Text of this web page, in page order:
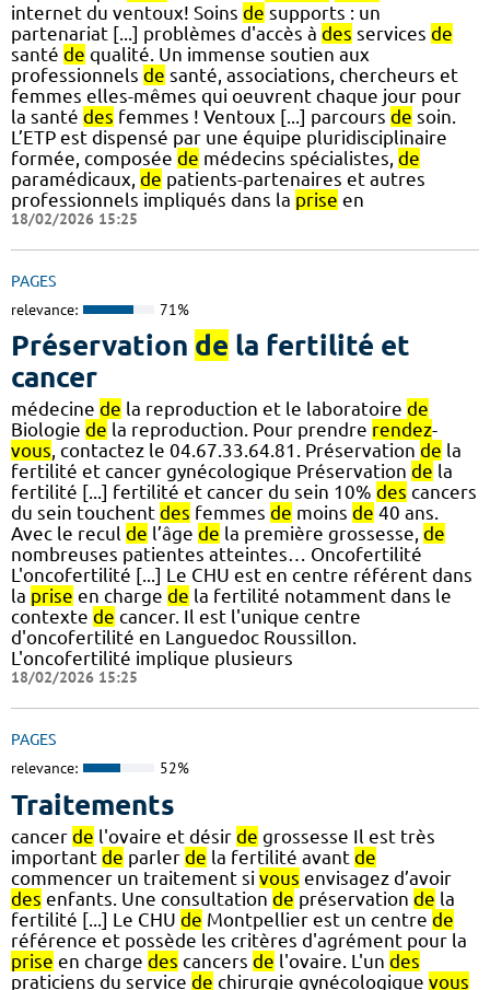
internet du ventoux! Soins de supports : un
partenariat [...] problèmes d'accès à des services de
santé de qualité. Un immense soutien aux
professionnels de santé, associations, chercheurs et
femmes elles-mêmes qui oeuvrent chaque jour pour
la santé des femmes ! Ventoux [...] parcours de soin.
L’ETP est dispensé par une équipe pluridisciplinaire
formée, composée de médecins spécialistes, de
paramédicaux, de patients-partenaires et autres
professionnels impliqués dans la prise en
18/02/2026 15:25
PAGES
relevance: 71%
Préservation de la fertilité et
cancer
médecine de la reproduction et le laboratoire de
Biologie de la reproduction. Pour prendre rendez-
vous, contactez le 04.67.33.64.81. Préservation de la
fertilité et cancer gynécologique Préservation de la
fertilité [...] fertilité et cancer du sein 10% des cancers
du sein touchent des femmes de moins de 40 ans.
Avec le recul de l’âge de la première grossesse, de
nombreuses patientes atteintes… Oncofertilité
L'oncofertilité [...] Le CHU est en centre référent dans
la prise en charge de la fertilité notamment dans le
contexte de cancer. Il est l'unique centre
d'oncofertilité en Languedoc Roussillon.
L'oncofertilité implique plusieurs
18/02/2026 15:25
PAGES
relevance: 52%
Traitements
cancer de l'ovaire et désir de grossesse Il est très
important de parler de la fertilité avant de
commencer un traitement si vous envisagez d’avoir
des enfants. Une consultation de préservation de la
fertilité [...] Le CHU de Montpellier est un centre de
référence et possède les critères d'agrément pour la
prise en charge des cancers de l'ovaire. L'un des
praticiens du service de chirurgie gynécologique vous